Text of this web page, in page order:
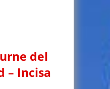
del
– Incisa